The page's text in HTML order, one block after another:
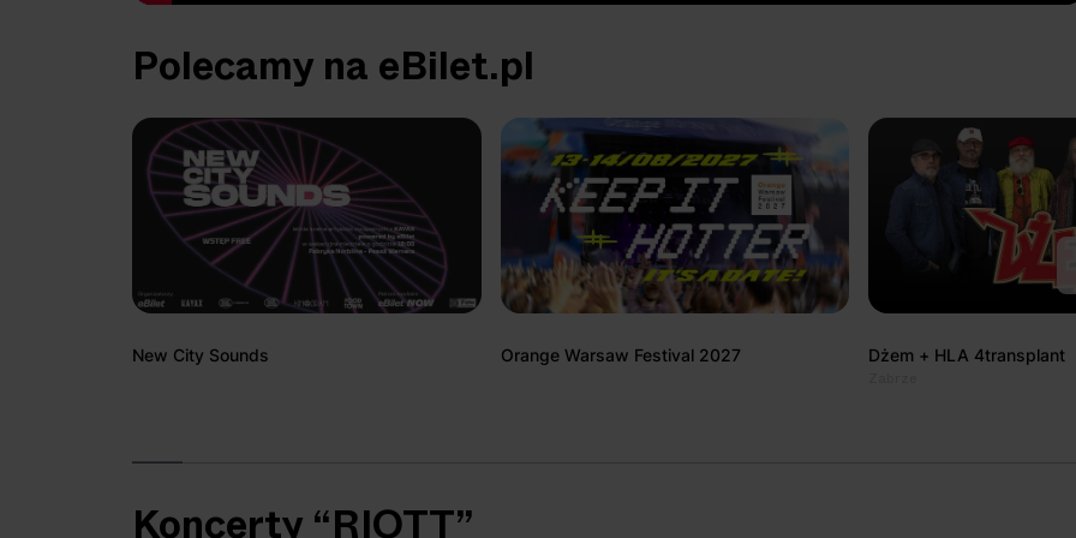
Polecamy na eBilet.pl
New City Sounds Orange Warsaw Festival 2027 Dżem + HLA 4transplant
Koncerty “RIOTT”